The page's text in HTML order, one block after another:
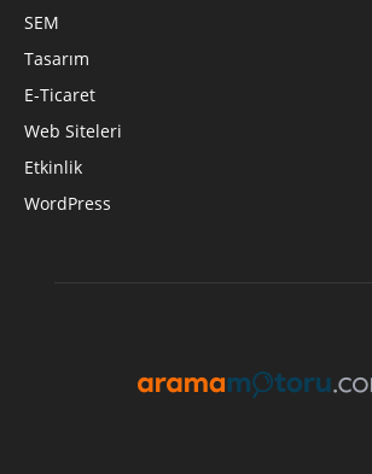
SEM
Tasarım
E-Ticaret
Web Siteleri
Etkinlik
WordPress